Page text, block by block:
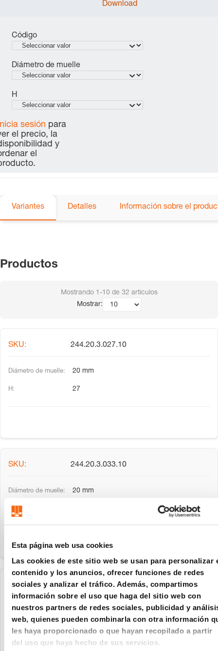
Esta página web usa cookies
Las cookies de este sitio web se usan para personalizar
contenido y los anuncios, ofrecer funciones de redes
sociales y analizar el tráfico. Además, compartimos
información sobre el uso que haga del sitio web con
nuestros partners de redes sociales, publicidad y
web, quienes pueden combinarla con otra información
les haya proporcionado o que hayan recopilado a partir
del uso que haya hecho de sus servicios.
Download
Código
Diámetro de muelle
H
sesión para
el precio, la
y
el
Variantes Detalles Información sobre el
Productos
Mostrando 1-10 de 32 artículos
Mostrar:
244.20.3.027.10
20 mm
27
244.20.3.033.10
20 mm
244.20.3.038.10
20 mm
38